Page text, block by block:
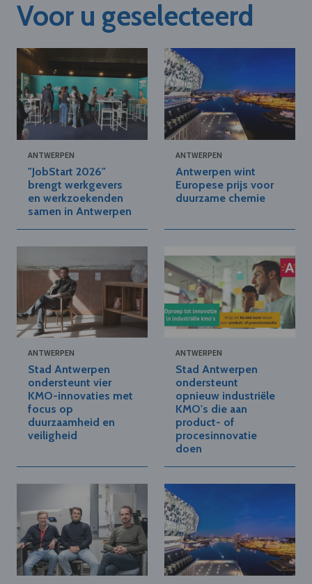
Voor u geselecteerd
ANTWERPEN
"JobStart 2026"
brengt werkgevers
en werkzoekenden
samen in Antwerpen
ANTWERPEN
Antwerpen wint
Europese prijs voor
duurzame chemie
ANTWERPEN
Stad Antwerpen
ondersteunt vier
KMO-innovaties met
focus op
duurzaamheid en
veiligheid
ANTWERPEN
Stad Antwerpen
ondersteunt
opnieuw industriële
KMO's die aan
product- of
procesinnovatie
doen